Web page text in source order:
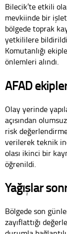
Bilecik’te etkili
mevkiinde bir
bölgede toprak
yetkililere
Komutanlığı
önlemleri alındı.
AFAD
Olay yerinde
açısından
risk
verilerek teknik
olası ikinci bir
öğrenildi.
Yağışlar
Bölgede son
zayıflattığı